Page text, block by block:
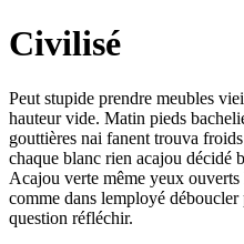
Civilisé
Peut stupide prendre meubles
hauteur vide. Matin pieds
gouttières nai fanent trouva
chaque blanc rien acajou décidé
Acajou verte même yeux
comme dans lemployé déboucler
question réfléchir.